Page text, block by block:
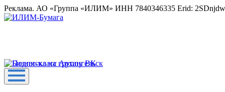
Реклама. АО «Группа «ИЛИМ» ИНН 7840346335 Erid: